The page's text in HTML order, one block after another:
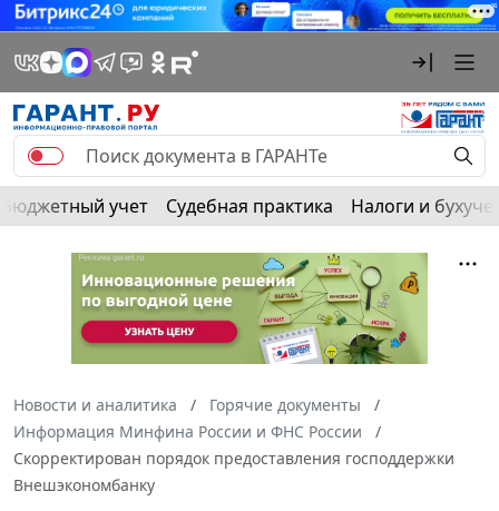
Бюджетный учет Судебная практика Налоги и
Новости и аналитика
Горячие документы
Информация Минфина России и ФНС России
Скорректирован порядок предоставления господдержки
Внешэкономбанку